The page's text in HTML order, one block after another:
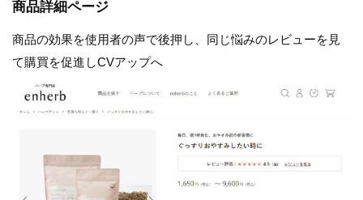
商品詳細ページ
商品の効果を使用者の声で後押し、同じ悩みのレビューを見
て購買を促進しCVアップへ